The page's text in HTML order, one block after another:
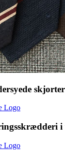
skjorter
i